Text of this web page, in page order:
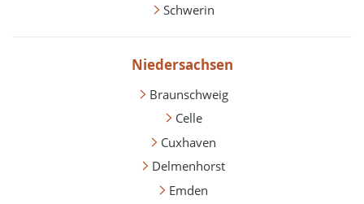
Schwerin
Niedersachsen
Braunschweig
Celle
Cuxhaven
Delmenhorst
Emden